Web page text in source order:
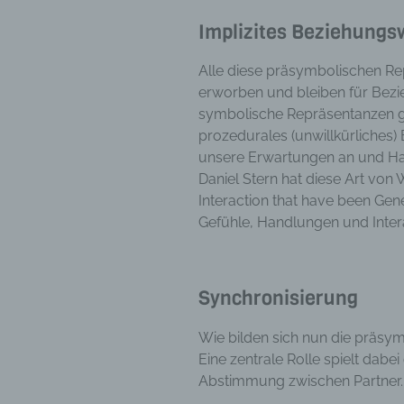
Implizites
Alle diese präsymbolischen
erworben und bleiben für
symbolische Repräsentanzen
prozedurales (unwillkürliches)
unsere Erwartungen an und
Daniel Stern hat diese Art von
Interaction that have been
Gefühle, Handlungen und
Synchronisierung
Wie bilden sich nun die
Eine zentrale Rolle spielt
Abstimmung zwischen Partner.
f)
auf
dass
g)